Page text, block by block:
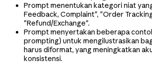
Prompt menentukan kategori niat
Feedback, Complaint", "Order
"Refund/Exchange".
Prompt menyertakan beberapa
prompting) untuk mengilustrasikan
harus diformat, yang meningkatkan
konsistensi.